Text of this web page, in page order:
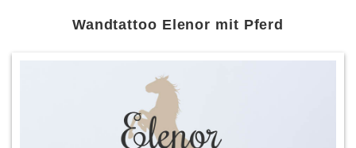
Wandtattoo Elenor mit Pferd